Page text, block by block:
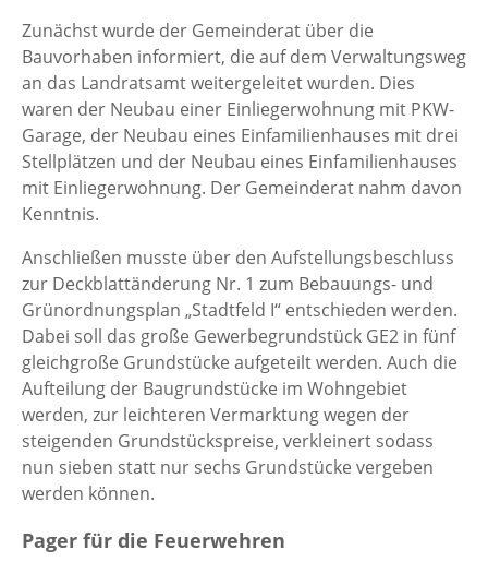
Zunächst wurde der Gemeinderat über die
Bauvorhaben informiert, die auf dem Verwaltungsweg
an das Landratsamt weitergeleitet wurden. Dies
waren der Neubau einer Einliegerwohnung mit PKW-
Garage, der Neubau eines Einfamilienhauses mit drei
Stellplätzen und der Neubau eines Einfamilienhauses
mit Einliegerwohnung. Der Gemeinderat nahm davon
Kenntnis.
Anschließen musste über den Aufstellungsbeschluss
zur Deckblattänderung Nr. 1 zum Bebauungs- und
Grünordnungsplan „Stadtfeld I“ entschieden werden.
Dabei soll das große Gewerbegrundstück GE2 in fünf
gleichgroße Grundstücke aufgeteilt werden. Auch die
Aufteilung der Baugrundstücke im Wohngebiet
werden, zur leichteren Vermarktung wegen der
steigenden Grundstückspreise, verkleinert sodass
nun sieben statt nur sechs Grundstücke vergeben
werden können.
Pager für die Feuerwehren